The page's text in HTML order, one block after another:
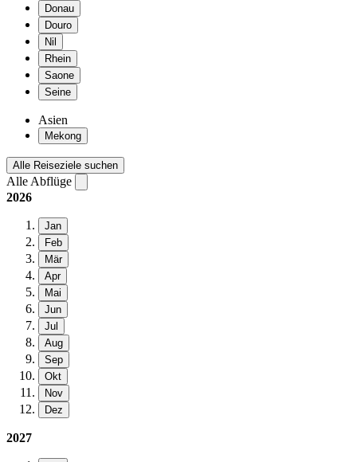
Donau
Douro
Nil
Rhein
Saone
Seine
Asien
Mekong
Alle Reiseziele suchen
Alle Abflüge
2026
Jan
Feb
Mär
Apr
Mai
Jun
Jul
Aug
Sep
Okt
Nov
Dez
2027